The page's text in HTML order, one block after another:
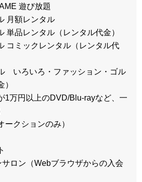
遊び放題
月額レンタル
単品レンタル（レンタル代金）
コミックレンタル（レンタル代
いろいろ・ファッション・ゴル
1万円以上のDVD/Blu-rayなど、一
ークションのみ）
サロン（Webブラウザからの入会